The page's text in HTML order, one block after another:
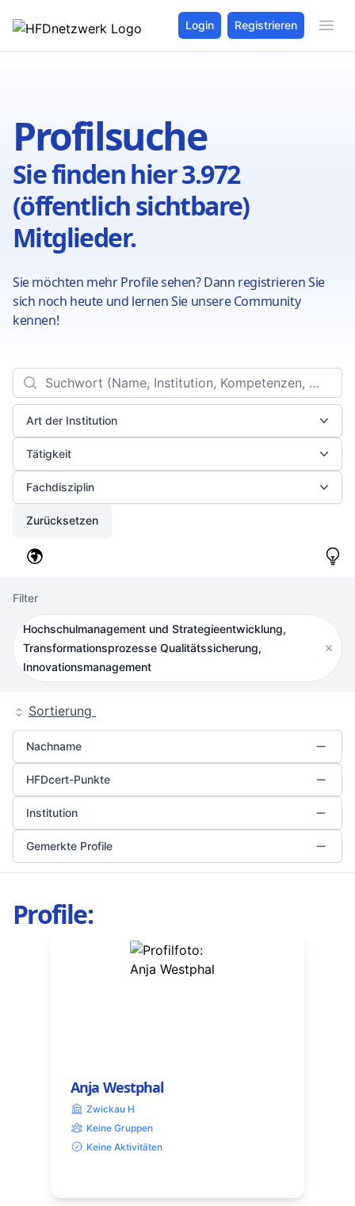
Login Registrieren
Profilsuche
Sie finden hier 3.972
(öffentlich sichtbare)
Mitglieder.
Sie möchten mehr Profile sehen? Dann registrieren Sie
sich noch heute und lernen Sie unsere Community
kennen!
FiltersSearch
Art der Institution
Tätigkeit
Fachdisziplin
Zurücksetzen
Filter
Hochschulmanagement und Strategieentwicklung,
Transformationsprozesse Qualitätssicherung,
Innovationsmanagement
Filter
Sortierung
Nachname
HFDcert-Punkte
Institution
Gemerkte Profile
Profile:
Anja Westphal
Zwickau H
Keine Gruppen
Keine Aktivitäten